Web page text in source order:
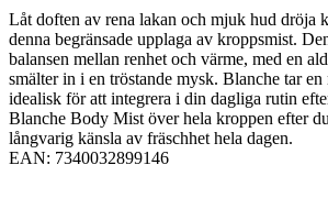
Låt doften av rena lakan och mjuk hud dröja
denna begränsade upplaga av kroppsmist.
balansen mellan renhet och värme, med en
smälter in i en tröstande mysk. Blanche tar
idealisk för att integrera i din dagliga rutin
Blanche Body Mist över hela kroppen efter
långvarig känsla av fräschhet hela dagen.
EAN: 7340032899146